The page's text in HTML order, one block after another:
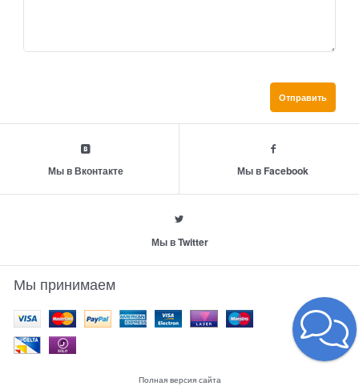
Мы в Вконтакте Мы в Facebook
Мы в Twitter
Мы принимаем
Полная версия сайта